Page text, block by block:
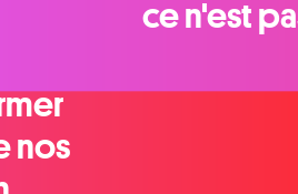
ce n'est
nos